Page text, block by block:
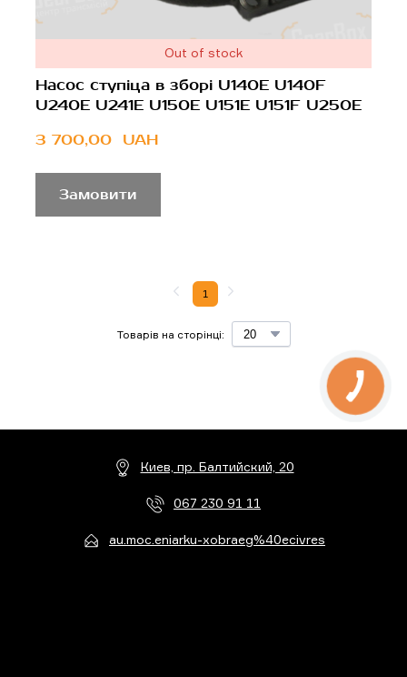
Out of stock
Насос ступіца в зборі U140E U140F
U240E U241E U150E U151E U151F U250E
3 700,00  UAH
Замовити
Товарів на сторінці:
1
Киев, пр. Балтийский, 20
067 230 91 11
au.moc.eniarku-xobraeg%40ecivres